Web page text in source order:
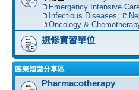
Emergency Intensive
Infectious Diseases,
Oncology &
選修實習單位
臨藥知識分享區
Pharmacotherapy